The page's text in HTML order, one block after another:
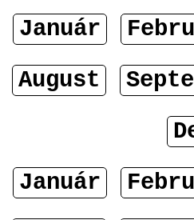
Január
August
Január